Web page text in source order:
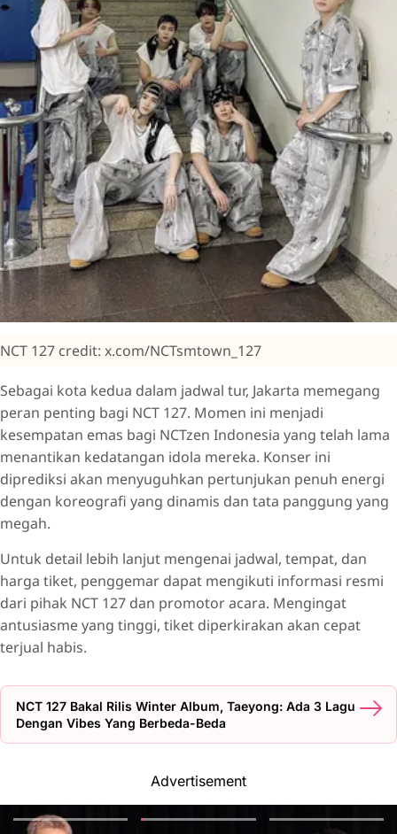
NCT 127 credit: x.com/NCTsmtown_127
Sebagai kota kedua dalam jadwal tur, Jakarta memegang
peran penting bagi NCT 127. Momen ini menjadi
kesempatan emas bagi NCTzen Indonesia yang telah lama
menantikan kedatangan idola mereka. Konser ini
diprediksi akan menyuguhkan pertunjukan penuh energi
dengan koreografi yang dinamis dan tata panggung yang
megah.
Untuk detail lebih lanjut mengenai jadwal, tempat, dan
harga tiket, penggemar dapat mengikuti informasi resmi
dari pihak NCT 127 dan promotor acara. Mengingat
antusiasme yang tinggi, tiket diperkirakan akan cepat
terjual habis.
NCT 127 Bakal Rilis Winter Album, Taeyong: Ada 3 Lagu
Dengan Vibes Yang Berbeda-Beda
Advertisement